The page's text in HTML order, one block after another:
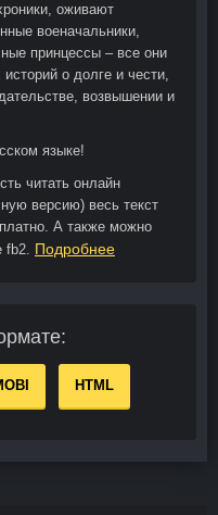
оживают
военачальники,
принцессы – все они
о долге и чести,
возвышении и
языке!
читать онлайн
версию) весь текст
А также можно
fb2. Подробнее
HTML